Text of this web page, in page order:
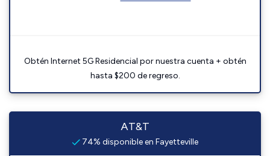
Obtén Internet 5G Residencial por nuestra cuenta + obtén
hasta $200 de regreso.
AT&T
74% disponible en Fayetteville